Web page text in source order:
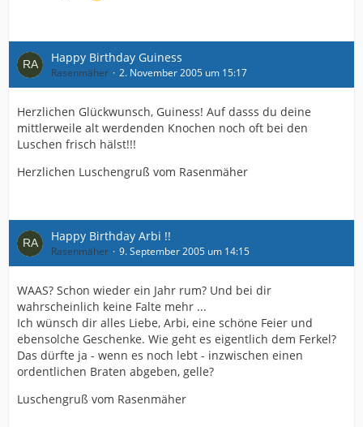
Happy Birthday Guiness
Rasenmäher 2. November 2005 um 15:17
Herzlichen Glückwunsch, Guiness! Auf dasss du deine
mittlerweile alt werdenden Knochen noch oft bei den
Luschen frisch hälst!!!
Herzlichen Luschengruß vom Rasenmäher
Happy Birthday Arbi !!
Rasenmäher 9. September 2005 um 14:15
WAAS? Schon wieder ein Jahr rum? Und bei dir
wahrscheinlich keine Falte mehr ...
Ich wünsch dir alles Liebe, Arbi, eine schöne Feier und
ebensolche Geschenke. Wie geht es eigentlich dem Ferkel?
Das dürfte ja - wenn es noch lebt - inzwischen einen
ordentlichen Braten abgeben, gelle?
Luschengruß vom Rasenmäher